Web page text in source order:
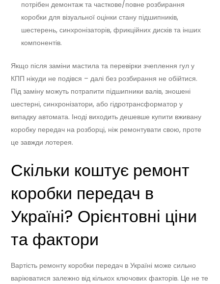
потрібен демонтаж та часткове/повне розбирання
коробки для візуальної оцінки стану підшипників,
шестерень, синхронізаторів, фрикційних дисків та інших
компонентів.
Якщо після заміни мастила та перевірки зчеплення гул у
КПП нікуди не подівся – далі без розбирання не обійтися.
Під заміну можуть потрапити підшипники валів, зношені
шестерні, синхронізатори, або гідротрансформатор у
випадку автомата. Іноді виходить дешевше купити вживану
коробку передач на розборці, ніж ремонтувати свою, проте
це завжди лотерея.
Скільки коштує ремонт
коробки передач в
Україні? Орієнтовні ціни
та фактори
Вартість ремонту коробки передач в Україні може сильно
варіюватися залежно від кількох ключових факторів. Це не те